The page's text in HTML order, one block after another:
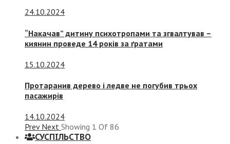
24.10.2024
“Накачав” дитину психотропами та згвалтував –
киянин проведе 14 років за ґратами
15.10.2024
Протаранив дерево і ледве не погубив трьох
пасажирів
14.10.2024
Prev Next Showing 1 Of 86
СУСПIЛЬСТВО